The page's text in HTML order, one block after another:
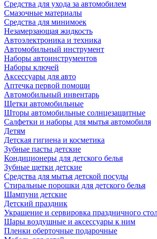
Средства для ухода за автомобилем
Смазочные материалы
Средства для минимоек
Незамерзающая жидкость
Автоэлектроника и техника
Автомобильный инструмент
Наборы автоинструментов
Наборы ключей
Аксессуары для авто
Аптечка первой помощи
Автомобильный инвентарь
Щетки автомобильные
Шторы автомобильные солнцезащитные
Салфетки и наборы для мытья автомобиля
Детям
Детская гигиена и косметика
Зубные пасты детские
Кондиционеры для детского белья
Зубные щетки детские
Средства для мытья детской посуды
Стиральные порошки для детского белья
Шампуни детские
Детский праздник
Украшение и сервировка праздничного
Шары воздушные и аксессуары к ним
Пленки оберточные подарочные